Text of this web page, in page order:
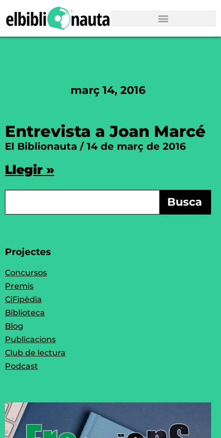
març 14, 2016
Entrevista a Joan Marcé
El Biblionauta 14 de març de 2016
Llegir »
Busca
Projectes
Concursos
Premis
CiFipèdia
Biblioteca
Blog
Publicacions
Club de lectura
Podcast